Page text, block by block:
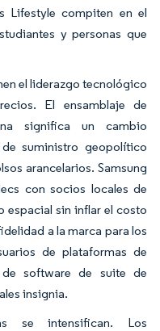
Lifestyle compiten en el
y personas que
el liderazgo tecnológico
El ensamblaje de
significa un cambio
suministro geopolítico
arancelarios. Samsung
con socios locales de
espacial sin inflar el costo
a la marca para los
de plataformas de
de software de suite de
insignia.
se intensifican. Los